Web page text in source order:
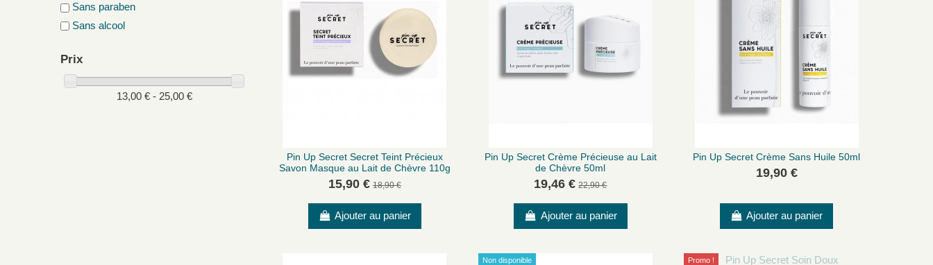
Pin Up Secret Secret Teint Précieux
Savon Masque au Lait de Chèvre 110g
15,90 € 18,90 €
Ajouter au panier
Pin Up Secret Crème Précieuse au Lait
de Chèvre 50ml
19,46 € 22,90 €
Ajouter au panier
Pin Up Secret Crème Sans Huile 50ml
19,90 €
Ajouter au panier
Non disponible Promo !
Sans paraben
Sans alcool
Prix
13,00 € - 25,00 €